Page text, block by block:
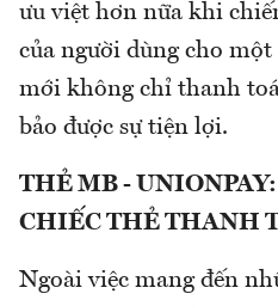
ưu việt hơn nữa khi
của người dùng cho
mới không chỉ thanh
bảo được sự tiện lợi.
THẺ MB -
CHIẾC THẺ THANH
Ngoài việc mang đến